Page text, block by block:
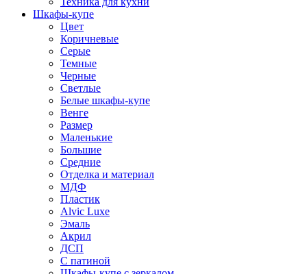
Шкафы-купе
Цвет
Коричневые
Серые
Темные
Черные
Светлые
Белые шкафы-купе
Венге
Размер
Маленькие
Большие
Средние
Отделка и материал
МДФ
Пластик
Alvic Luxe
Эмаль
Акрил
ДСП
С патиной